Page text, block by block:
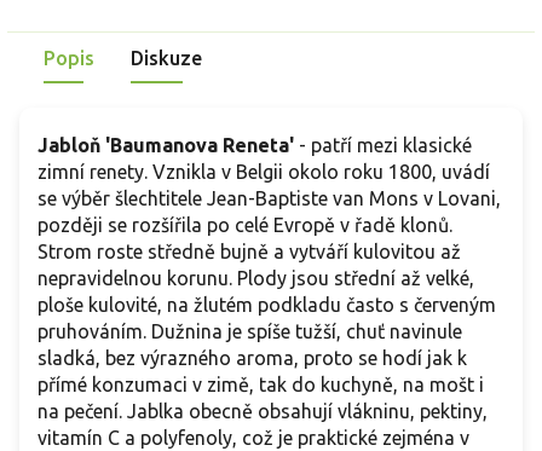
Popis Diskuze
Jabloň 'Baumanova Reneta' - patří mezi klasické
zimní renety. Vznikla v Belgii okolo roku 1800, uvádí
se výběr šlechtitele Jean-Baptiste van Mons v Lovani,
později se rozšířila po celé Evropě v řadě klonů.
Strom roste středně bujně a vytváří kulovitou až
nepravidelnou korunu. Plody jsou střední až velké,
ploše kulovité, na žlutém podkladu často s červeným
pruhováním. Dužnina je spíše tužší, chuť navinule
sladká, bez výrazného aroma, proto se hodí jak k
přímé konzumaci v zimě, tak do kuchyně, na mošt i
na pečení. Jablka obecně obsahují vlákninu, pektiny,
vitamín C a polyfenoly, což je praktické zejména v